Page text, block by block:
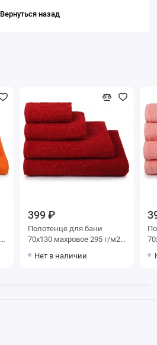
Вернуться назад
399 ₽
Полотенце для бани
70х130 махровое 295 г/м2
мануфактура
Нет в наличии
70х130